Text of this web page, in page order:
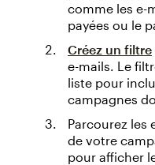
comme les e-
payées ou le
Créez un filtre
e-mails. Le
liste pour
campagnes
Parcourez les
de votre
pour afficher